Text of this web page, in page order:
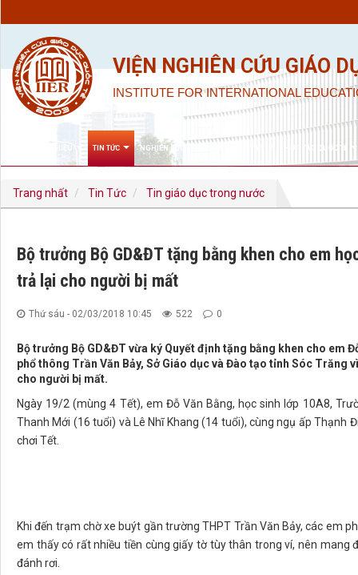
VIỆN NGHIÊN CỨU GIÁO
INSTITUTE FOR INTERNATIONAL
TIN TỨC NGHIÊN CỨU KHOA HỌC & ĐÀO TẠO HỢP TÁC QUỐC TẾ
Trang nhất Tin Tức Tin giáo dục trong nước
Bộ trưởng Bộ GD&ĐT tặng bằng khen cho em
trả lại cho người bị mất
Thứ sáu - 02/03/2018 10:45 522 0
Bộ trưởng Bộ GD&ĐT vừa ký Quyết định tặng bằng khen cho em
phổ thông Trần Văn Bảy, Sở Giáo dục và Đào tạo tỉnh Sóc
cho người bị mất.
Ngày 19/2 (mùng 4 Tết), em Đỗ Văn Bằng, học sinh lớp 10A8,
Thanh Mới (16 tuổi) và Lê Nhĩ Khang (14 tuổi), cùng ngụ ấp Thạnh
chơi Tết.
Khi đến trạm chờ xe buýt gần trường THPT Trần Văn Bảy, các em
em thấy có rất nhiều tiền cùng giấy tờ tùy thân trong ví, nên mang
đánh rơi.